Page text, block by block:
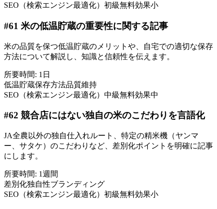
SEO（検索エンジン最適化） 初級無料効果小
#61 米の低温貯蔵の重要性に関する記事
米の品質を保つ低温貯蔵のメリットや、自宅での適切な保存
方法について解説し、知識と信頼性を伝えます。
所要時間: 1日
低温貯蔵保存方法品質維持
SEO（検索エンジン最適化） 中級無料効果中
#62 競合店にはない独自の米のこだわりを言語化
JA全農以外の独自仕入れルート、特定の精米機（ヤンマ
ー、サタケ）のこだわりなど、差別化ポイントを明確に記事
にします。
所要時間: 1週間
差別化独自性ブランディング
SEO（検索エンジン最適化） 初級無料効果小